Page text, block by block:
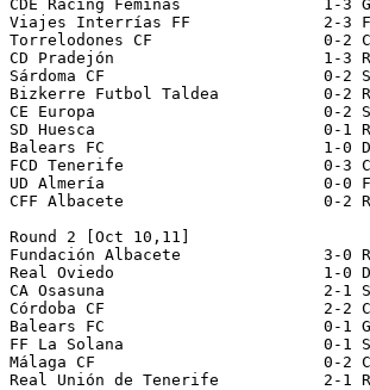
CDE Racing Féminas               1-3
Viajes Interrías FF              2-3
Torrelodones CF                  0-2 CD
CD Pradejón                      1-3
Sárdoma CF                       0-2
Bizkerre Futbol Taldea           0-2
CE Europa                        0-2
SD Huesca                        0-1
Balears FC                       1-0
FCD Tenerife                     0-3 CA
UD Almería                       0-0
CFF Albacete                     0-2
Round 2 [Oct 10,11]
Fundación Albacete               3-0
Real Oviedo                      1-0
CA Osasuna                       2-1
Córdoba CF                       2-2
Balears FC                       0-1
FF La Solana                     0-1
Málaga CF                        0-2 CP
Real Unión de Tenerife           2-1